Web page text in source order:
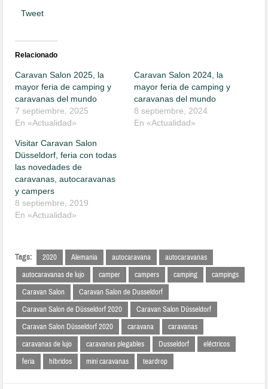
Tweet
Relacionado
Caravan Salon 2025, la
mayor feria de camping y
caravanas del mundo
7 septiembre, 2025
En «Actualidad»
Caravan Salon 2024, la
mayor feria de camping y
caravanas del mundo
8 septiembre, 2024
En «Actualidad»
Visitar Caravan Salon
Düsseldorf, feria con todas
las novedades de
caravanas, autocaravanas
y campers
8 septiembre, 2019
En «Actualidad»
Tags: 2020 Alemania autocaravana
autocaravanas
autocaravanas de lujo
camper campers camping
campings
Caravan Salon
Caravan Salon de Dusseldorf
Caravan Salon de Düsseldorf 2020
Caravan Salon Düsseldorf
Caravan Salon Düsseldorf 2020
caravana
caravanas
caravanas de lujo
caravanas plegables Dusseldorf
eléctricos
feria
híbridos mini caravanas teardrop